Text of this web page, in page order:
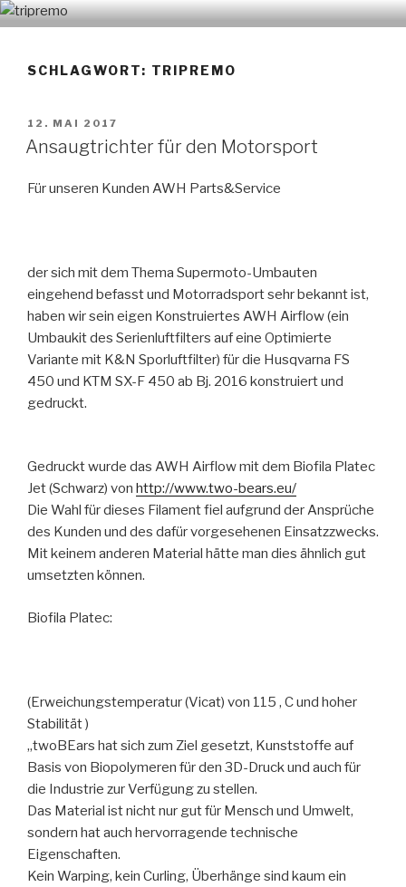
Zum
InhaltTRIPREMO
SCHLAGWORT: TRIPREMO
VERÖFFENTLICHT
AM
12. MAI 2017
Ansaugtrichter für den Motorsport
Für unseren Kunden AWH Parts&Service
der sich mit dem Thema Supermoto-Umbauten
eingehend befasst und Motorradsport sehr bekannt ist,
haben wir sein eigen Konstruiertes AWH Airflow (ein
Umbaukit des Serienluftfilters auf eine Optimierte
Variante mit K&N Sporluftfilter) für die Husqvarna FS
450 und KTM SX-F 450 ab Bj. 2016 konstruiert und
gedruckt.
Gedruckt wurde das AWH Airflow mit dem Biofila Platec
Jet (Schwarz) von http://www.two-bears.eu/
Die Wahl für dieses Filament fiel aufgrund der Ansprüche
des Kunden und des dafür vorgesehenen Einsatzzwecks.
Mit keinem anderen Material hätte man dies ähnlich gut
umsetzten können.
Biofila Platec:
(Erweichungstemperatur (Vicat) von 115 ‚ C und hoher
Stabilität )
„twoBEars hat sich zum Ziel gesetzt, Kunststoffe auf
Basis von Biopolymeren für den 3D-Druck und auch für
die Industrie zur Verfügung zu stellen.
Das Material ist nicht nur gut für Mensch und Umwelt,
sondern hat auch hervorragende technische
Eigenschaften.
Kein Warping, kein Curling, Überhänge sind kaum ein